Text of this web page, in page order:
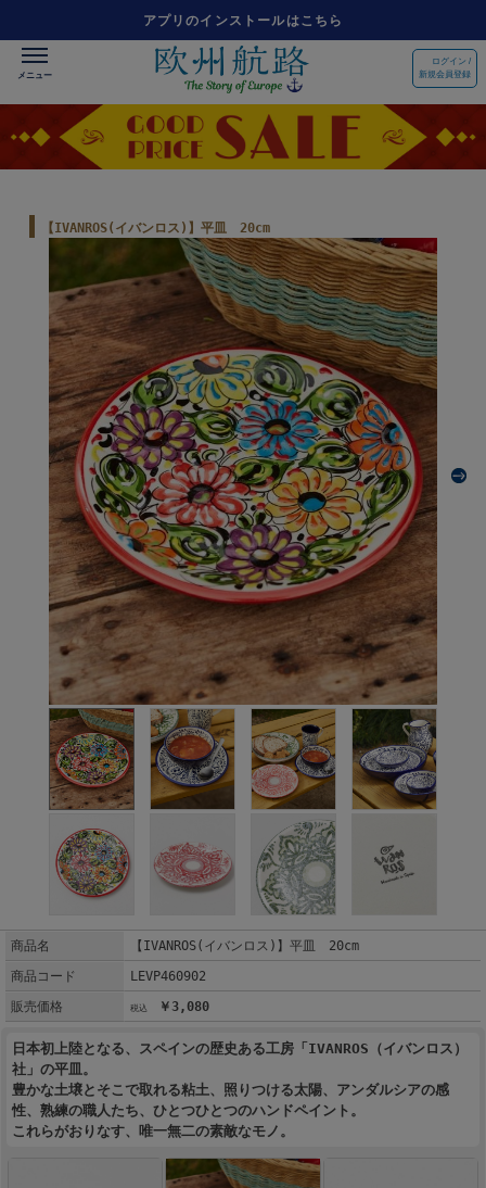
アプリのインストールはこちら
ログイン /
新規会員登録
【IVANROS(イバンロス)】平皿 20cm
商品名
【IVANROS(イバンロス)】平皿 20cm
商品コード
LEVP460902
販売価格
￥3,080
日本初上陸となる、スペインの歴史ある工房「IVANROS（イバンロス）
社」の平皿。
豊かな土壌とそこで取れる粘土、照りつける太陽、アンダルシアの感
性、熟練の職人たち、ひとつひとつのハンドペイント。
これらがおりなす、唯一無二の素敵なモノ。